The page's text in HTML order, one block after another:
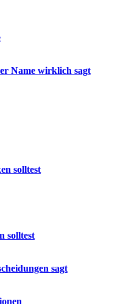
Name wirklich sagt
solltest
solltest
sagt